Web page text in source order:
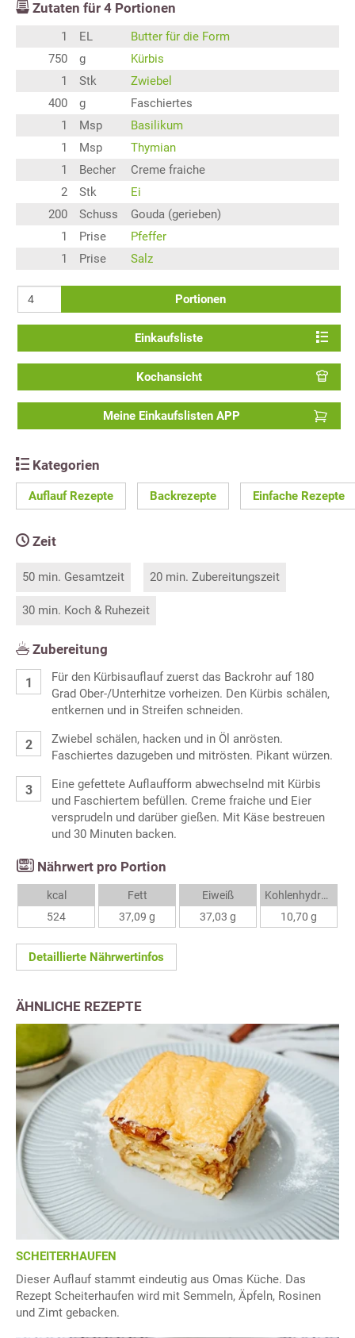
Zutaten für 4 Portionen
1 EL
Butter für die Form
750
g
Kürbis
1
Stk
Zwiebel
400
g
Faschiertes
1
Msp
Basilikum
1
Msp
Thymian
1
Becher
Creme fraiche
2
Stk
Ei
200
Schuss
Gouda (gerieben)
1
Prise
Pfeffer
1
Prise Salz
Portionen
Einkaufsliste
Kochansicht
Meine Einkaufslisten APP
Kategorien
Auflauf Rezepte Backrezepte Einfache Rezepte
Zeit
50 min. Gesamtzeit 20 min. Zubereitungszeit
30 min. Koch & Ruhezeit
Zubereitung
Für den Kürbisauflauf zuerst das Backrohr auf 180
Grad Ober-/Unterhitze vorheizen. Den Kürbis schälen,
entkernen und in Streifen schneiden.
Zwiebel schälen, hacken und in Öl anrösten.
Faschiertes dazugeben und mitrösten. Pikant würzen.
Eine gefettete Auflaufform abwechselnd mit Kürbis
und Faschiertem befüllen. Creme fraiche und Eier
versprudeln und darüber gießen. Mit Käse bestreuen
und 30 Minuten backen.
Nährwert pro Portion
kcal
524
Fett
37,09 g
Eiweiß
37,03 g
Kohlenhydrate
10,70 g
Detaillierte Nährwertinfos
ÄHNLICHE REZEPTE
SCHEITERHAUFEN
Dieser Auflauf stammt eindeutig aus Omas Küche. Das
Rezept Scheiterhaufen wird mit Semmeln, Äpfeln, Rosinen
und Zimt gebacken.